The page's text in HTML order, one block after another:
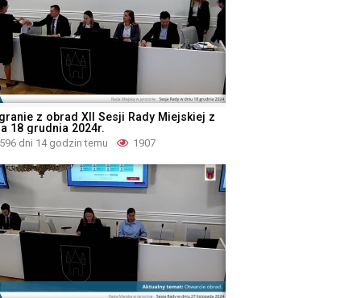
z obrad XII Sesji Rady Miejskiej z
18 grudnia 2024r.
596 dni 14 godzin temu 1907